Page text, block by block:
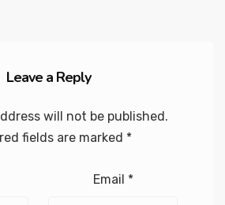
Leave a Reply
will not be published.
fields are marked *
Email *